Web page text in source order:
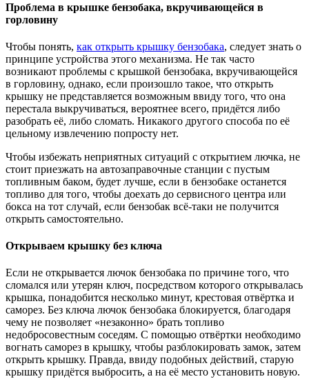
Проблема в крышке бензобака, вкручивающейся в
горловину
Чтобы понять, как открыть крышку бензобака, следует знать о
принципе устройства этого механизма. Не так часто
возникают проблемы с крышкой бензобака, вкручивающейся
в горловину, однако, если произошло такое, что открыть
крышку не представляется возможным ввиду того, что она
перестала выкручиваться, вероятнее всего, придётся либо
разобрать её, либо сломать. Никакого другого способа по её
цельному извлечению попросту нет.
Чтобы избежать неприятных ситуаций с открытием лючка, не
стоит приезжать на автозаправочные станции с пустым
топливным баком, будет лучше, если в бензобаке останется
топливо для того, чтобы доехать до сервисного центра или
бокса на тот случай, если бензобак всё-таки не получится
открыть самостоятельно.
Открываем крышку без ключа
Если не открывается лючок бензобака по причине того, что
сломался или утерян ключ, посредством которого открывалась
крышка, понадобится несколько минут, крестовая отвёртка и
саморез. Без ключа лючок бензобака блокируется, благодаря
чему не позволяет «незаконно» брать топливо
недобросовестным соседям. С помощью отвёртки необходимо
вогнать саморез в крышку, чтобы разблокировать замок, затем
открыть крышку. Правда, ввиду подобных действий, старую
крышку придётся выбросить, а на её место установить новую.